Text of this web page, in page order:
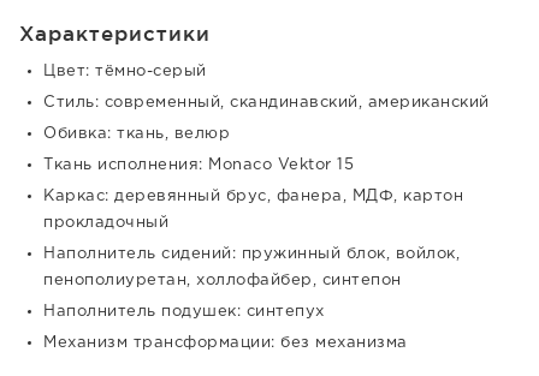
Характеристики
Цвет: тёмно-серый
Стиль: современный, скандинавский, американский
Обивка: ткань, велюр
Ткань исполнения: Monaco Vektor 15
Каркас: деревянный брус, фанера, МДФ, картон
прокладочный
Наполнитель сидений: пружинный блок, войлок,
пенополиуретан, холлофайбер, синтепон
Наполнитель подушек: синтепух
Механизм трансформации: без механизма